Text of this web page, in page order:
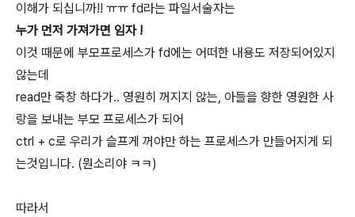
이해가 되십니까!! ㅠㅠ fd라는 파일서술자는
누가 먼저 가져가면 임자 !
이것 때문에 부모프로세스가 fd에는 어떠한 내용도 저장되어있지
않는데
read만 죽창 하다가.. 영원히 꺼지지 않는, 아들을 향한 영원한 사
랑을 보내는 부모 프로세스가 되어
ctrl + c로 우리가 슬프게 꺼야만 하는 프로세스가 만들어지게 되
는것입니다. (뭔소리야 ㅋㅋ)
따라서